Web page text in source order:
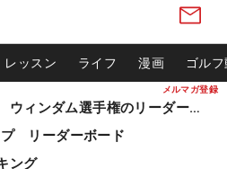
メルマガ登録
レッスン ライフ 漫画 ゴル
松山英樹ら出場 ウィンダム選手権のリーダーボード
リーダーボード
ング